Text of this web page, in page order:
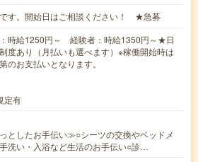
す。開始日はご相談ください！ ★急募
時給1250円～ 経験者：時給1350円～★日
度あり（月払いも選べます）※稼働開始時は
のお支払いとなります。
定有
としたお手伝い≫○シーツの交換やベッドメ
洗い・入浴など生活のお手伝い○診…